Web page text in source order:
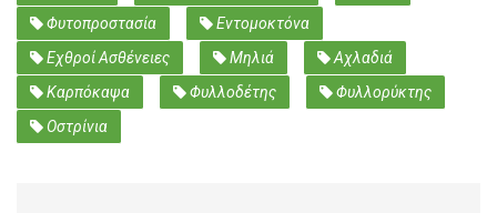
Φυτοπροστασία
Εντομοκτόνα
Εχθροί Ασθένειες
Μηλιά
Αχλαδιά
Καρπόκαψα
Φυλλοδέτης
Φυλλορύκτης
Οστρίνια